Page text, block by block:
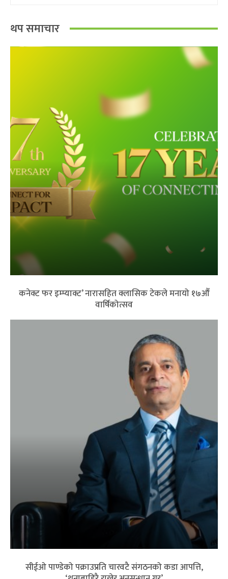
थप समाचार
कनेक्ट फर इम्प्याक्ट’ नारासहित क्लासिक टेकले मनायो १७औँ
वार्षिकोत्सव
सीईओ पाण्डेको पक्राउप्रति चारवटै संगठनको कडा आपत्ति,